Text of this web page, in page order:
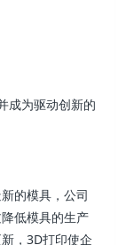
成为驱动创新的
的模具，公司
低模具的生产
，3D打印使企